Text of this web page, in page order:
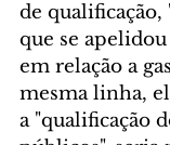
de qualificação,
que se
em relação a
mesma linha,
a "qualificação